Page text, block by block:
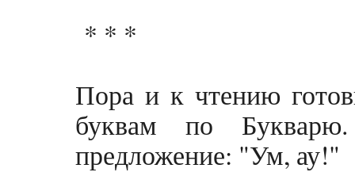
* * *
Пора и к чтению
буквам по
предложение: "Ум, ау!"